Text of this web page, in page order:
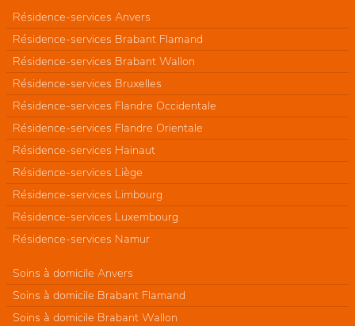
Résidence-services Anvers
Résidence-services Brabant Flamand
Résidence-services Brabant Wallon
Résidence-services Bruxelles
Résidence-services Flandre Occidentale
Résidence-services Flandre Orientale
Résidence-services Hainaut
Résidence-services Liège
Résidence-services Limbourg
Résidence-services Luxembourg
Résidence-services Namur
Soins à domicile Anvers
Soins à domicile Brabant Flamand
Soins à domicile Brabant Wallon